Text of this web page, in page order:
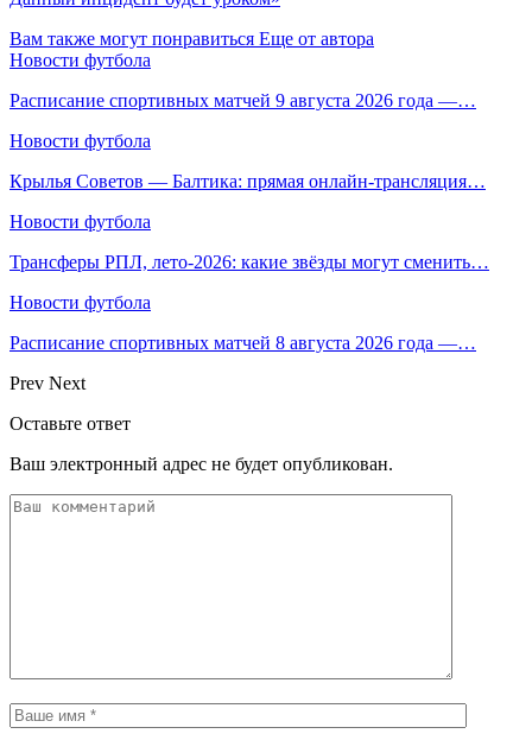
Вам также могут понравиться Еще от автора
Новости футбола
Расписание спортивных матчей 9 августа 2026 года —…
Новости футбола
Крылья Советов — Балтика: прямая онлайн-трансляция…
Новости футбола
Трансферы РПЛ, лето-2026: какие звёзды могут сменить…
Новости футбола
Расписание спортивных матчей 8 августа 2026 года —…
Prev Next
Оставьте ответ
Ваш электронный адрес не будет опубликован.